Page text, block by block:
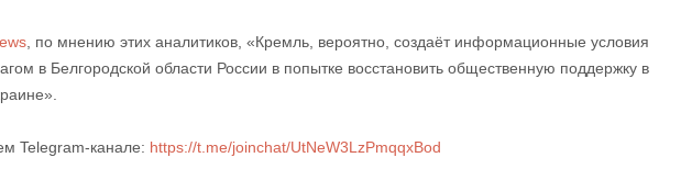
, по мнению этих аналитиков, «Кремль, вероятно, создаёт информационные условия
в Белгородской области России в попытке восстановить общественную поддержку в
Telegram-канале: https://t.me/joinchat/UtNeW3LzPmqqxBod